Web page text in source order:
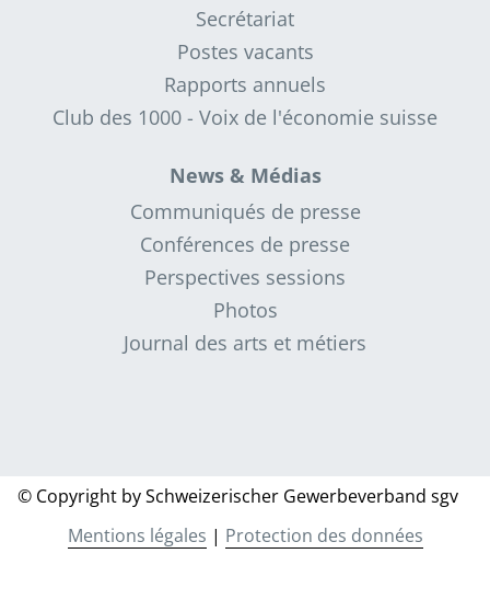
Secrétariat
Postes vacants
Rapports annuels
Club des 1000 - Voix de l'économie suisse
News & Médias
Communiqués de presse
Conférences de presse
Perspectives sessions
Photos
Journal des arts et métiers
© Copyright by Schweizerischer Gewerbeverband sgv
Mentions légales | Protection des données